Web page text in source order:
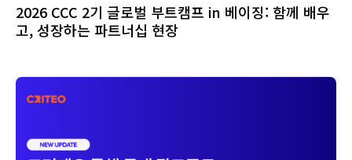
2026 CCC 2기 글로벌 부트캠프 in 베이징: 함께 배우
고, 성장하는 파트너십 현장